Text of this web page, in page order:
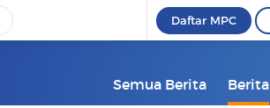
Daftar MPC
Semua Berita Berita